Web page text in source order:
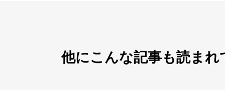
他にこんな記事も読まれ